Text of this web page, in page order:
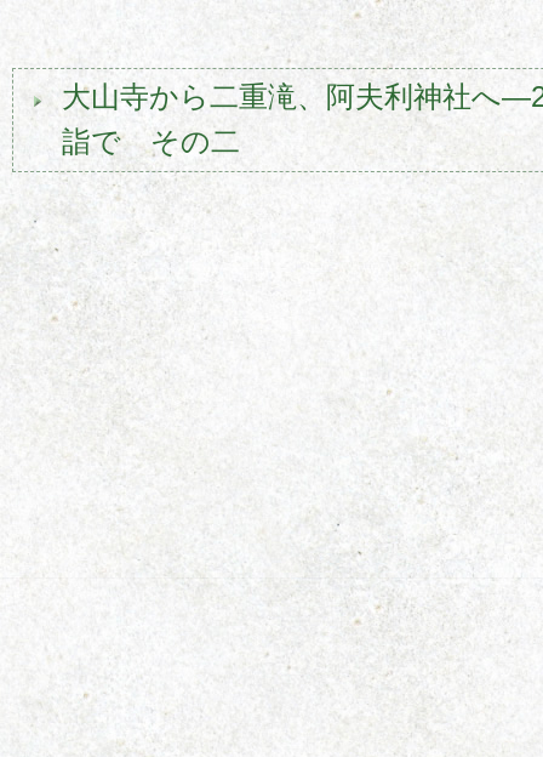
大山寺から二重滝、阿夫利神社へ
詣で その二